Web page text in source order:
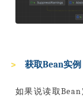
获取Bean实例
如果说读取